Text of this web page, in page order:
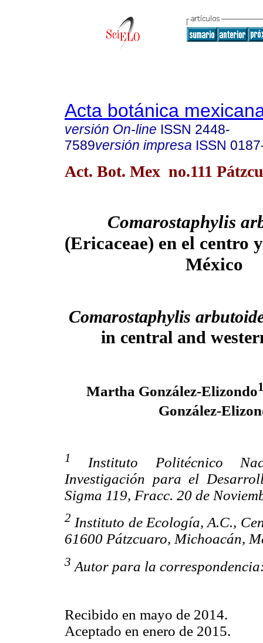
Acta botánica
versión On-line ISSN 2448-
7589versión impresa ISSN
Act. Bot. Mex no.111
Comarostaphylis
(Ericaceae) en el centro
México
Comarostaphylis
in central and
Martha González-Elizondo
González-
1
Instituto Politécnico
Investigación para el
Sigma 119, Fracc. 20 de
2 Instituto de Ecología, A.C.,
61600 Pátzcuaro, Michoacán,
3 Autor para la
Recibido en mayo de 2014.
Aceptado en enero de 2015.